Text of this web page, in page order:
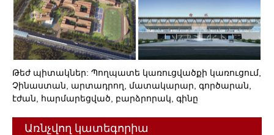
Թեժ պիտակներ: Պողպատե կառուցվածքի կառուցում,
Չինաստան, արտադրող, մատակարար, գործարան,
էժան, հարմարեցված, բարձրորակ, գինը
Առնչվող կատեգորիա